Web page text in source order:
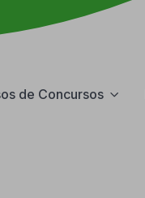
de Concursos